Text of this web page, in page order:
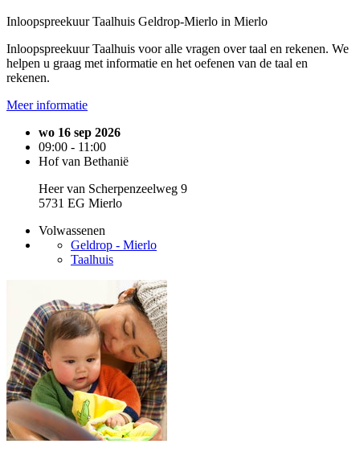
Inloopspreekuur Taalhuis Geldrop-Mierlo in Mierlo
Inloopspreekuur Taalhuis voor alle vragen over taal en rekenen. We
helpen u graag met informatie en het oefenen van de taal en
rekenen.
Meer informatie
wo 16 sep 2026
09:00 - 11:00
Hof van Bethanië
Heer van Scherpenzeelweg 9
5731 EG Mierlo
Volwassenen
Geldrop - Mierlo
Taalhuis